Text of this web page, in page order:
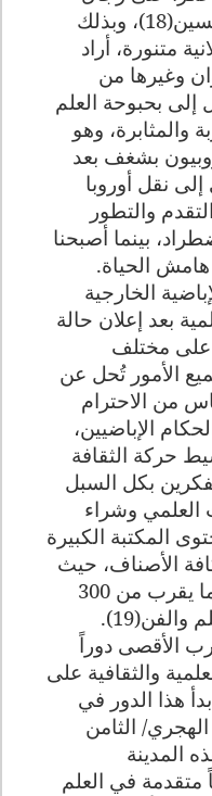
الحكم وبعض الفقهاء المتحمسين(18)، وبذلك
متنورة، أراد
وغيرها من
بحبوحة العلم
والمثابرة، وهو
بشغف بعد
نقل أوروبا
والتطور
بينما أصبحنا
الحياة.
الخارجية
بعد إعلان حالة
على مختلف
الأمور تُحل عن
من الاحترام
الإباضيين،
حركة الثقافة
بكل السبل
العلمي وشراء
المكتبة الكبيرة
الأصناف، حيث
بلغت محتويات هذه المكتبة ما يقرب من 300
الأقصى دوراً
والثقافية على
هذا الدور في
الهجري/ الثامن
المدينة
في العلم